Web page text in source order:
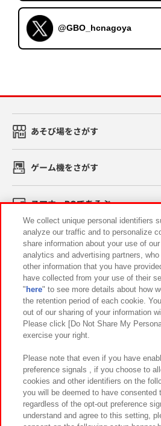
@GBO_hcnagoya
あそび場をさがす
ゲーム機をさがす
スマホ・PCであそぶ
イベント・キャンペーン
関連会社 サステナビリティ
プライバシーポリシー ウェブアクセ
お取引先さまとともに
カスタマーハラスメント対応方針 よく
We collect unique personal identifiers
analyze our traffic and to personalize
share information about your use of
analytics and advertising partners,
other information that you have
have collected from your use of their
" here" to see more details about how
the retention period of each cookie.
out of our sharing of your information
Please click [Do Not Share My
exercise your right.
Please note that even if you have
preference signals , if you choose to
cookies and other identifiers on the
you will be deemed to have consented
regardless of the opt-out preference
understand and agree to this setting,